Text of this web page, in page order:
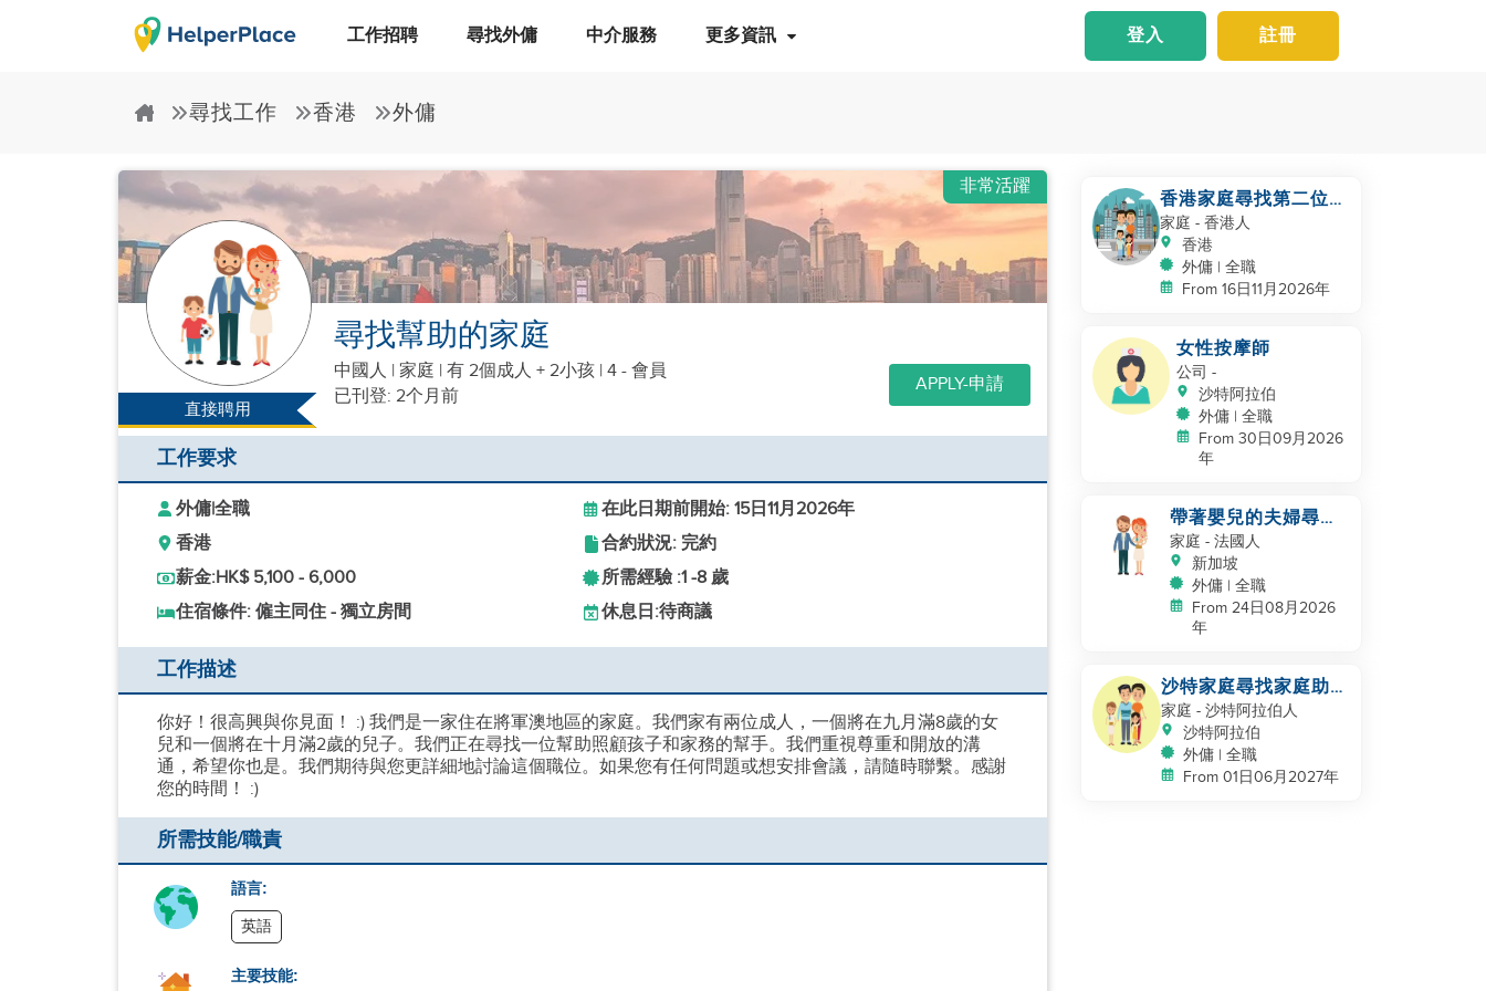
工作招聘 尋找外傭 中介服務 更多資訊 註冊
登入
尋找工作 香港 外傭
直接聘用
非常活躍
尋找幫助的家庭
中國人 | 家庭 | 有 2個成人 + 2小孩 | 4 - 會員
已刊登: 2个月前
APPLY-申請
工作要求
外傭|全職
在此日期前開始: 15日11月2026年
香港
合約狀況: 完約
薪金:HK$ 5,100 - 6,000 所需經驗 :1 -8 歲
住宿條件: 僱主同住 - 獨立房間
休息日:待商議
工作描述
你好！很高興與你見面！ :) 我們是一家住在將軍澳地區的家庭。我們家有兩位成人，一個將在九月滿8歲的女
兒和一個將在十月滿2歲的兒子。我們正在尋找一位幫助照顧孩子和家務的幫手。我們重視尊重和開放的溝
通，希望你也是。我們期待與您更詳細地討論這個職位。如果您有任何問題或想安排會議，請隨時聯繫。感謝
您的時間！ :)
所需技能/職責
語言:
英語
主要技能:
香港家庭尋找第二位幫
手照顧幼兒
家庭 - 香港人
香港
外傭 | 全職
From 16日11月2026年
女性按摩師
公司 -
沙特阿拉伯
外傭 | 全職
From 30日09月2026
年
帶著嬰兒的夫婦尋找
幫手
家庭 - 法國人
新加坡
外傭 | 全職
From 24日08月2026
年
沙特家庭尋找家庭助
理，保姆
家庭 - 沙特阿拉伯人
沙特阿拉伯
外傭 | 全職
From 01日06月2027年